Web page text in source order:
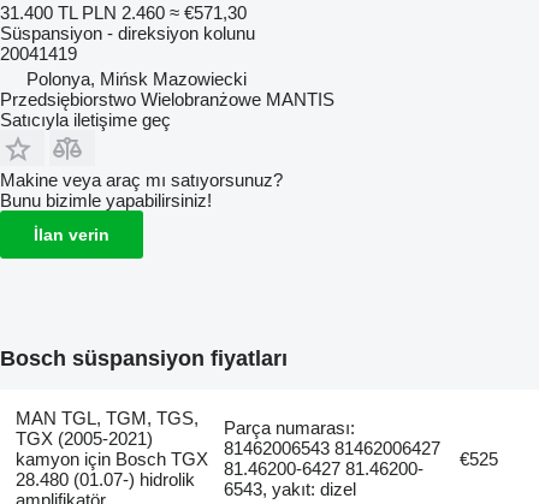
31.400 TL PLN 2.460 ≈ €571,30
Süspansiyon - direksiyon kolunu
20041419
Polonya, Mińsk Mazowiecki
Przedsiębiorstwo Wielobranżowe MANTIS
Satıcıyla iletişime geç
Makine veya araç mı satıyorsunuz?
Bunu bizimle yapabilirsiniz!
İlan verin
Bosch süspansiyon fiyatları
MAN TGL, TGM, TGS,
TGX (2005-2021)
kamyon için Bosch TGX
28.480 (01.07-) hidrolik
amplifikatör
Parça numarası:
81462006543 81462006427
81.46200-6427 81.46200-
6543, yakıt: dizel
€525